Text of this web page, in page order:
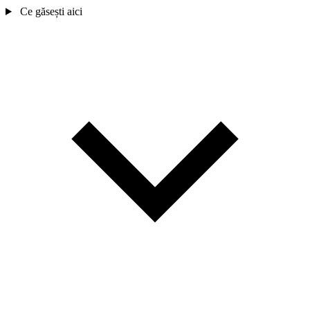
Ce găsești aici